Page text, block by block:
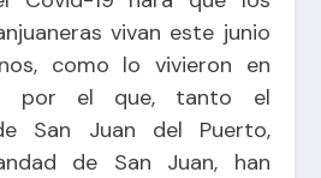
vivan este junio
como lo vivieron en
por el que, tanto el
San Juan del Puerto,
de San Juan, han